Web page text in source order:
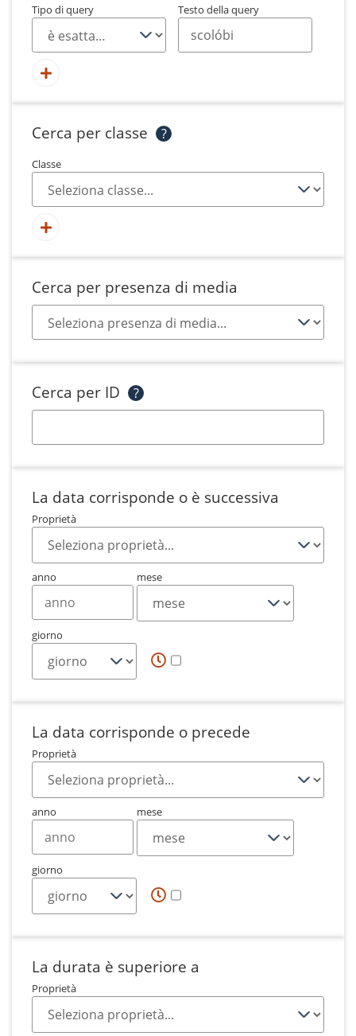
Tipo di query Testo della query
Cerca per classe ?
Classe
Cerca per presenza di media
Cerca per ID ?
La data corrisponde o è successiva
Proprietà
anno mese
giorno
La data corrisponde o precede
Proprietà
anno mese
giorno
La durata è superiore a
Proprietà